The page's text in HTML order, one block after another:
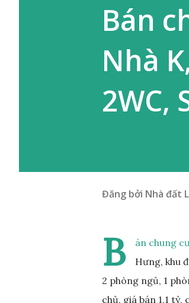
Bán
Nhà
2WC,
Đăng bởi Nhà đất
B
án chung
Hưng, khu
2 phòng ngủ, 1
chủ, giá bán 1,1